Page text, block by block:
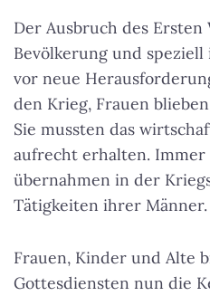
Der Ausbruch des
Bevölkerung und
vor neue
den Krieg, Frauen
Sie mussten das
aufrecht erhalten. Immer
übernahmen in der
Tätigkeiten ihrer Männer.
Frauen, Kinder und Alte
Gottesdiensten nun die